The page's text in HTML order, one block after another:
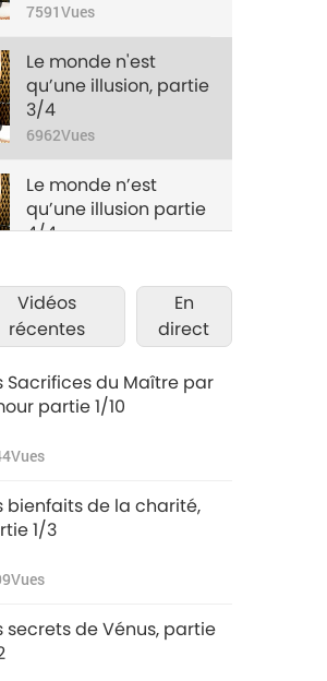
7591Vues
Le monde n'est
qu’une illusion, partie
3/4
6962Vues
Le monde n’est
qu’une illusion partie
4/4
Vidéos
récentes
En
direct
Sacrifices du Maître par
partie 1/10
Vues
bienfaits de la charité,
1/3
Vues
secrets de Vénus, partie